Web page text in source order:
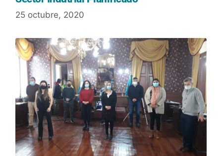
25 octubre, 2020